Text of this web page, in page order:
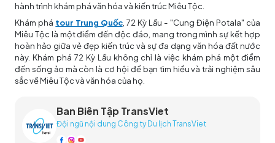
hành trình khám phá văn hóa và kiến trúc Miêu Tộc.
Khám phá tour Trung Quốc, 72 Kỳ Lầu - "Cung Điện Potala" của
Miêu Tộc là một điểm đến độc đáo, mang trong mình sự kết hợp
hoàn hảo giữa vẻ đẹp kiến trúc và sự đa dạng văn hóa đất nước
này. Khám phá 72 Kỳ Lầu không chỉ là việc khám phá một điểm
đến sống ảo mà còn là cơ hội để bạn tìm hiểu và trải nghiệm sâu
sắc về Miêu Tộc và văn hóa của họ.
Ban Biên Tập TransViet
Đội ngũ nội dung Công ty Du lịch TransViet